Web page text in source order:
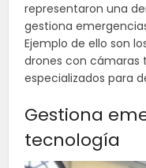
representaron una
gestiona
Ejemplo de ello son
drones con cámaras
especializados para
Gestiona
tecnología